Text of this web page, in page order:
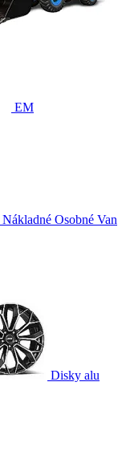
EM
Nákladné Osobné Van
Disky alu